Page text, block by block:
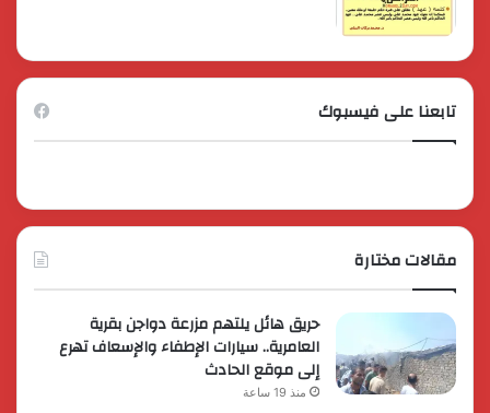
تابعنا على فيسبوك
مقالات مختارة
حريق هائل يلتهم مزرعة دواجن بقرية
العامرية.. سيارات الإطفاء والإسعاف تهرع
إلى موقع الحادث
منذ 19 ساعة